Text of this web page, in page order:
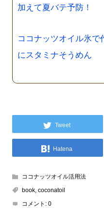
加えて夏バテ予防！
ココナッツオイル氷で
にスタミナそうめん
Tweet
Hatena
ココナッツオイル活用法
book, coconatoil
コメント: 0